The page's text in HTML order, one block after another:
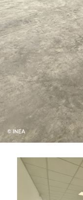
© INEA